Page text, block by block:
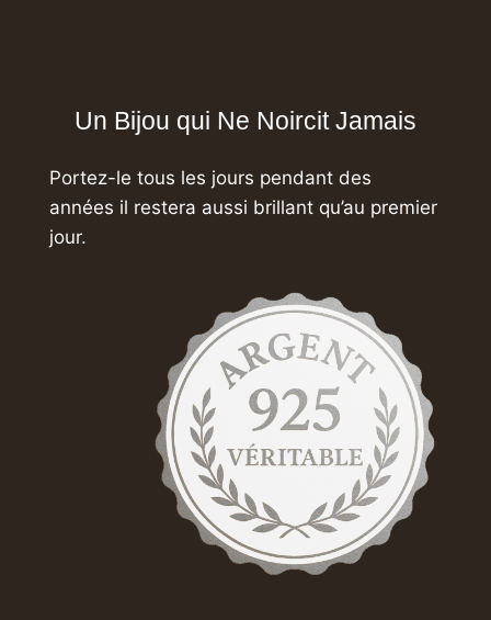
Un Bijou qui Ne Noircit Jamais
Portez-le tous les jours pendant des
années il restera aussi brillant qu’au premier
jour.